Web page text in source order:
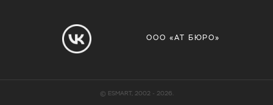
ООО «АТ БЮРО»
© ESMART, 2002 - 2026.